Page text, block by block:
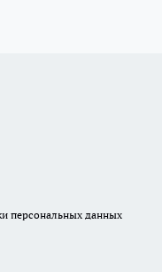
персональных данных